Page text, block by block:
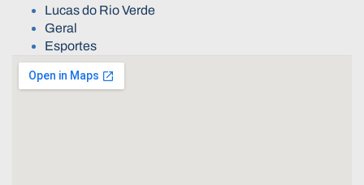
Lucas do Rio Verde
Geral
Esportes